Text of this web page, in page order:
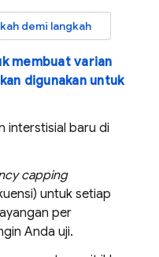
demi langkah
membuat varian
digunakan untuk
interstisial baru di
capping
untuk setiap
per
Anda uji.